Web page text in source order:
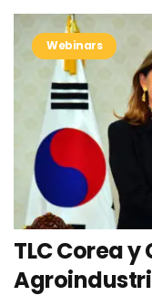
Webinars
TLC Corea